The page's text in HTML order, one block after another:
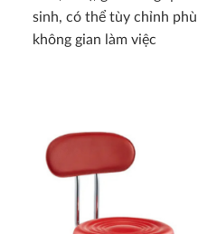
sinh, có thể tùy chỉnh
không gian làm việc